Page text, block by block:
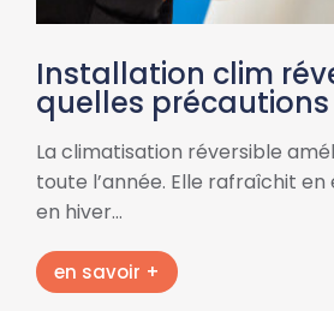
Installation clim
quelles
La climatisation réversible
toute l’année. Elle rafraîchit
en hiver…
en savoir +